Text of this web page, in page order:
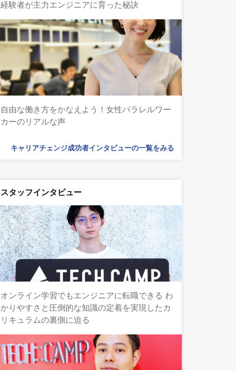
経験者が主力エンジニアに育った秘訣
自由な働き方をかなえよう！女性パラレルワー
カーのリアルな声
キャリアチェンジ成功者インタビューの一覧をみる
スタッフインタビュー
オンライン学習でもエンジニアに転職できる わ
かりやすさと圧倒的な知識の定着を実現したカ
リキュラムの裏側に迫る